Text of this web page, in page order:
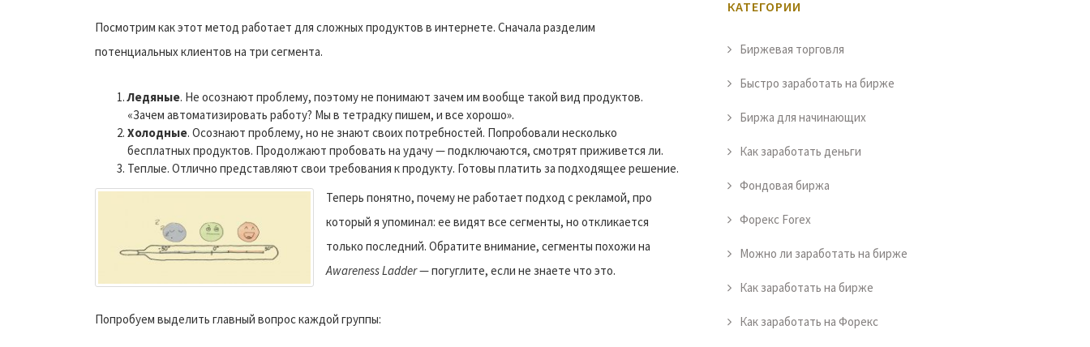
Посмотрим как этот метод работает для сложных продуктов в интернете. Сначала разделим
потенциальных клиентов на три сегмента.
Ледяные. Не осознают проблему, поэтому не понимают зачем им вообще такой вид продуктов.
«Зачем автоматизировать работу? Мы в тетрадку пишем, и все хорошо».
Холодные. Осознают проблему, но не знают своих потребностей. Попробовали несколько
бесплатных продуктов. Продолжают пробовать на удачу — подключаются, смотрят приживется ли.
Теплые. Отлично представляют свои требования к продукту. Готовы платить за подходящее решение.
Теперь понятно, почему не работает подход с рекламой, про
который я упоминал: ее видят все сегменты, но откликается
только последний. Обратите внимание, сегменты похожи на
Awareness Ladder— погуглите, если не знаете что это.
Попробуем выделить главный вопрос каждой группы:
КАТЕГОРИИ
Биржевая торговля
Быстро заработать на бирже
Биржа для начинающих
Как заработать деньги
Фондовая биржа
Форекс Forex
Можно ли заработать на бирже
Как заработать на бирже
Как заработать на Форекс